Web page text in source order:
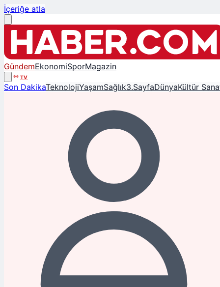
İçeriğe atla
GündemEkonomiSporMagazin
TV
Son DakikaTeknolojiYaşamSağlık3.SayfaDünyaKültür